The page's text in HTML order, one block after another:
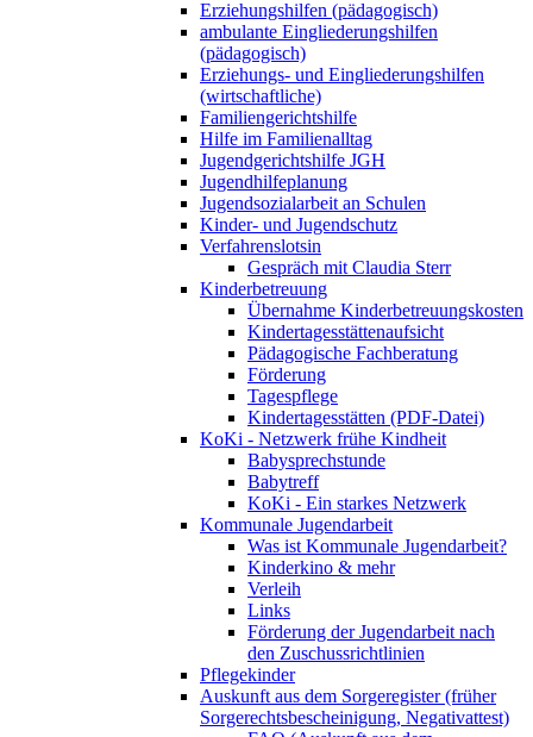
Erziehungshilfen (pädagogisch)
ambulante Eingliederungshilfen
(pädagogisch)
Erziehungs- und Eingliederungshilfen
(wirtschaftliche)
Familiengerichtshilfe
Hilfe im Familienalltag
Jugendgerichtshilfe JGH
Jugendhilfeplanung
Jugendsozialarbeit an Schulen
Kinder- und Jugendschutz
Verfahrenslotsin
Gespräch mit Claudia Sterr
Kinderbetreuung
Übernahme Kinderbetreuungskosten
Kindertagesstättenaufsicht
Pädagogische Fachberatung
Förderung
Tagespflege
Kindertagesstätten (PDF-Datei)
KoKi - Netzwerk frühe Kindheit
Babysprechstunde
Babytreff
KoKi - Ein starkes Netzwerk
Kommunale Jugendarbeit
Was ist Kommunale Jugendarbeit?
Kinderkino & mehr
Verleih
Links
Förderung der Jugendarbeit nach
den Zuschussrichtlinien
Pflegekinder
Auskunft aus dem Sorgeregister (früher
Sorgerechtsbescheinigung, Negativattest)